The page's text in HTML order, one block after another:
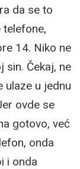
da se to
14. Niko ne
sin. Čekaj, ne
ulaze u jednu
ovde se
gotovo, već
onda
i onda